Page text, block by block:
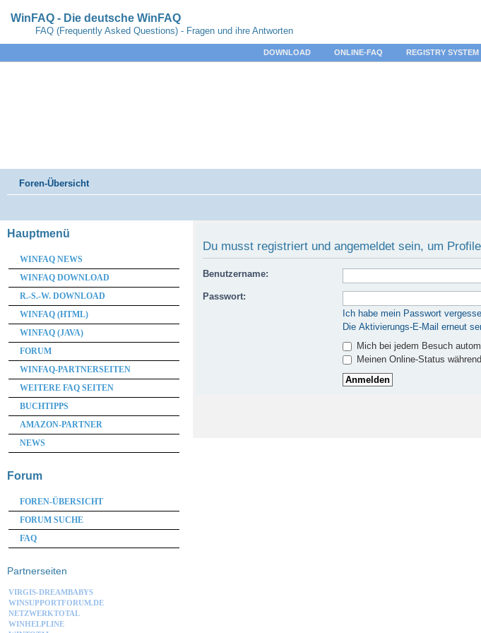
WinFAQ - Die deutsche WinFAQ
FAQ (Frequently Asked Questions) - Fragen und ihre Antworten
DOWNLOAD ONLINE-FAQ REGISTRY
Foren-Übersicht
Du musst registriert und angemeldet sein, um
Benutzername:
Passwort:
Ich habe mein Passwort
Die Aktivierungs-E-Mail erneut
Mich bei jedem Besuch
Meinen Online-Status
Hauptmenü
WINFAQ NEWS
WINFAQ DOWNLOAD
R.-S.-W. DOWNLOAD
WINFAQ (HTML)
WINFAQ (JAVA)
FORUM
WINFAQ-PARTNERSEITEN
WEITERE FAQ SEITEN
BUCHTIPPS
AMAZON-PARTNER
NEWS
Forum
FOREN-ÜBERSICHT
FORUM SUCHE
FAQ
Partnerseiten
VIRGIS-DREAMBABYS
WINSUPPORTFORUM.DE
NETZWERKTOTAL
WINHELPLINE